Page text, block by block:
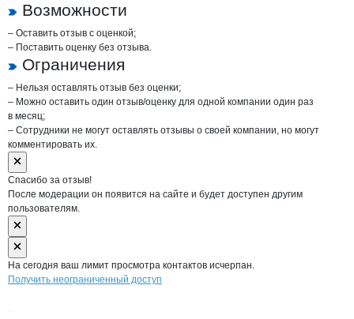
Возможности
– Оставить отзыв с оценкой;
– Поставить оценку без отзыва.
Ограничения
– Нельзя оставлять отзыв без оценки;
– Можно оставить один отзыв/оценку для одной компании один раз
в месяц;
– Сотрудники не могут оставлять отзывы о своей компании, но могут
комментировать их.
Спасибо за отзыв!
После модерации он появится на сайте и будет доступен другим
пользователям.
На сегодня ваш лимит просмотра контактов исчерпан.
Получить неограниченный доступ